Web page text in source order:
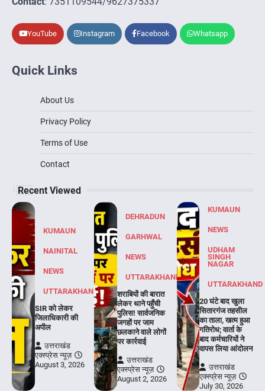
YouTube Instagram Facebook Whatsapp
Quick Links
About Us
Privacy Policy
Terms of Use
Contact
Recent Viewed
KUMAUN
NAINITAL
NEWS
UTTARAKHAND
SIR को लेकर
जिलाधिकारी की
अपील
उत्तराखंड
एक्स्प्रेस न्यूज़
August 3, 2026
DEHRADUN
GARHWAL
NEWS
UTTARAKHAND
शराबियों की बारात
लेकर थाने पहुँची
पुलिस! सार्वजनिक
जगहों पर जाम
छलकाने वाले लोगों
पर कार्रवाई
उत्तराखंड
एक्स्प्रेस न्यूज़
August 2, 2026
KUMAUN
NEWS
UDHAM
SINGH
NAGAR
UTTARAKHAND
20 घंटे बाद खुला
सितारगंज तहसील
का ताला, खत्म हुआ
गतिरोध; वार्ता के
बाद कर्मचारियों ने
वापस लिया आंदोलन
उत्तराखंड
एक्स्प्रेस न्यूज़
July 30, 2026